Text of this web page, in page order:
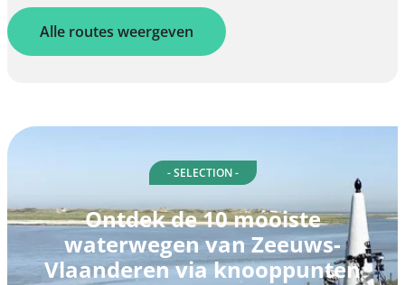
Alle routes weergeven
- SELECTION -
Ontdek de 10 mooiste
waterwegen van Zeeuws-
Vlaanderen via knooppunten